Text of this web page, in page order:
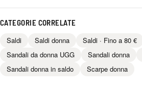
CATEGORIE CORRELATE
Saldi Saldi donna Saldi · Fino a 80 €
Sandali da donna UGG
Sandali donna
Sandali donna in saldo
Scarpe donna